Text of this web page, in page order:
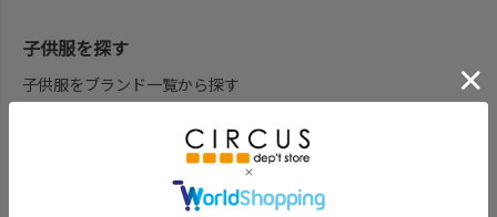
子供服を探す
子供服をブランド一覧から探す
ベビー服ギフト通販のCWTCH